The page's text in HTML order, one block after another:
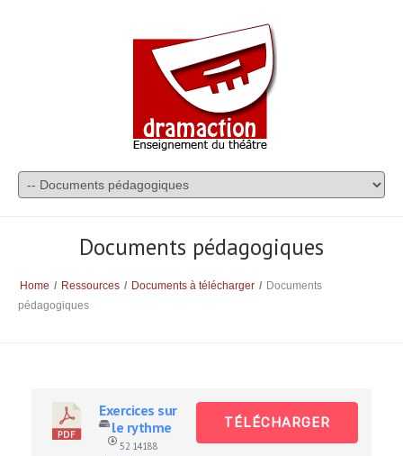
Documents pédagogiques
Home / Ressources / Documents à télécharger / Documents
pédagogiques
Exercices sur
le rythme
52 14188
TÉLÉCHARGER